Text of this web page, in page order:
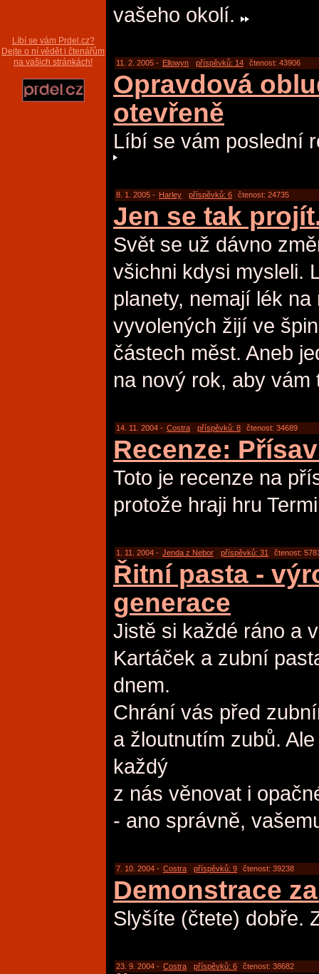
Líbí se vám Prdel.cz?
Dejte o ní vědět i čtenářům
na vašich stránkách!
vašeho okolí.
11. 2. 2005 - Ellowyn příspěvků: 14 čtenost: 43906
Opravdová
otevřeně
Líbí se vám poslední
8. 1. 2005 - Harley příspěvků: 6 čtenost: 24735
Jen se tak
Svět se už dávno
všichni kdysi mysleli.
planety, nemají lék
vyvolených žijí ve
částech měst. Aneb
na nový rok, aby vám
14. 11. 2004 - Costra příspěvků: 8 čtenost: 34689
Recenze:
Toto je recenze na
protože hraji hru
1. 11. 2004 - Jenda z Nebor příspěvků: 31 čtenost:
Řitní pasta -
generace
Jistě si každé ráno a
Kartáček a zubní
dnem.
Chrání vás před
a žloutnutím zubů.
každý
z nás věnovat i
- ano správně,
7. 10. 2004 - Costra příspěvků: 9 čtenost: 39238
Demonstrace
Slyšíte (čtete) dobře.
23. 9. 2004 - Costra příspěvků: 6 čtenost: 38682